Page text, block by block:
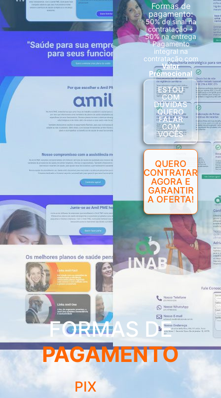
Formas de
pagamento:
50% de sinal na
contratação +
50% na entrega
Pagamento
integral na
contratação com
Valor
Promocional
ESTOU
COM
DÚVIDAS
QUERO
FALAR
COM
VOCÊS
QUERO
CONTRATAR
AGORA E
GARANTIR
A OFERTA!
FORMAS DE
PAGAMENTO
PIX